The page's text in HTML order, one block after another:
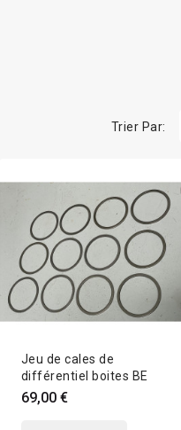
Trier Par:
Jeu de cales de
différentiel boites BE
69,00 €